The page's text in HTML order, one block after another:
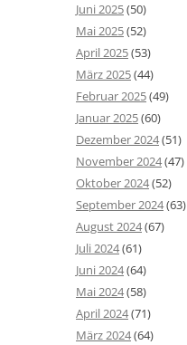
Juni 2025(50)
Mai 2025(52)
April 2025(53)
März 2025(44)
Februar 2025(49)
Januar 2025(60)
Dezember 2024(51)
November 2024(47)
Oktober 2024(52)
September 2024(63)
August 2024(67)
Juli 2024(61)
Juni 2024(64)
Mai 2024(58)
April 2024(71)
März 2024(64)